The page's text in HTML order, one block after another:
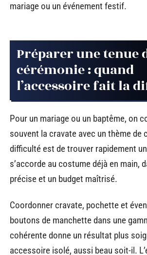
mariage ou un événement festif.
Préparer une tenue
cérémonie : quand
l’accessoire fait la
Pour un mariage ou un baptême, on
souvent la cravate avec un thème de
difficulté est de trouver rapidement
s’accorde au costume déjà en main,
précise et un budget maîtrisé.
Coordonner cravate, pochette et
boutons de manchette dans une
cohérente donne un résultat plus
accessoire isolé, aussi beau soit-il.